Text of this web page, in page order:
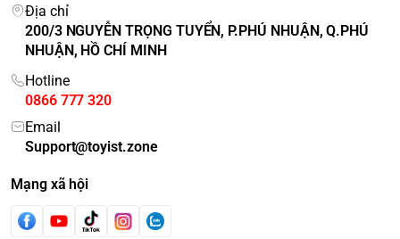
Địa chỉ
200/3 NGUYỄN TRỌNG TUYỂN, P.PHÚ NHUẬN, Q.PHÚ
NHUẬN, HỒ CHÍ MINH
Hotline
0866 777 320
Email
Support@toyist.zone
Mạng xã hội